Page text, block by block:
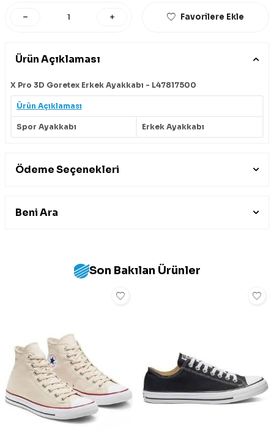
Favorilere Ekle
Ürün Açıklaması
X Pro 3D Goretex Erkek Ayakkabı - L47817500
Ürün Açıklaması
Spor Ayakkabı Erkek Ayakkabı
Ödeme Seçenekleri
Beni Ara
Son Bakılan Ürünler